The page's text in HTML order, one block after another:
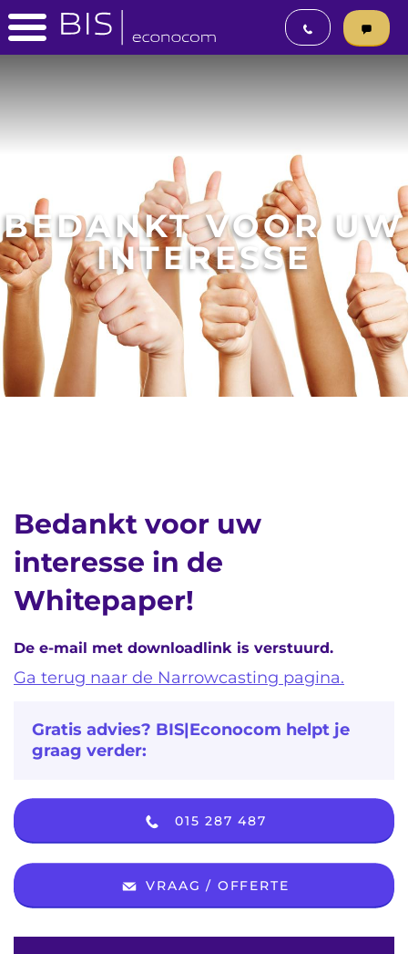
BEDANKT VOOR UW
INTERESSE
Bedankt voor uw
interesse in de
Whitepaper!
De e-mail met downloadlink is verstuurd.
Ga terug naar de Narrowcasting pagina.
Gratis advies? BIS|Econocom helpt je
graag verder:
015 287 487
VRAAG / OFFERTE